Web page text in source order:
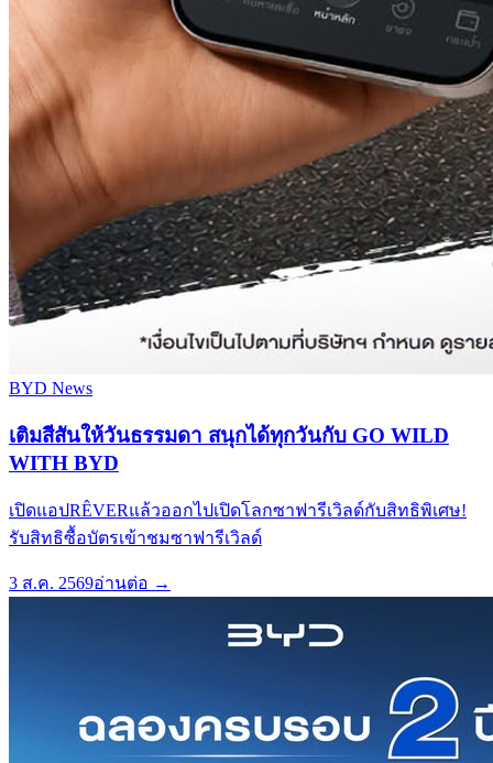
BYD News
เติมสีสันให้วันธรรมดา สนุกได้ทุกวันกับ GO WILD
WITH BYD
เปิดแอปRÊVERแล้วออกไปเปิดโลกซาฟารีเวิลด์กับสิทธิพิเศษ!
รับสิทธิซื้อบัตรเข้าชมซาฟารีเวิลด์
3 ส.ค. 2569อ่านต่อ →